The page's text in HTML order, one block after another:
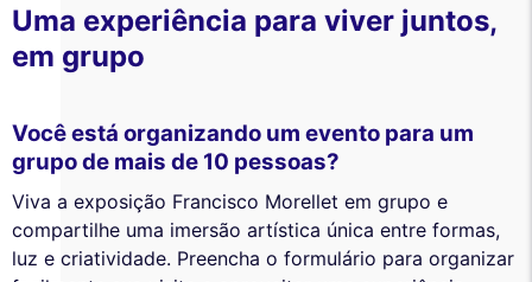
Uma experiência para viver juntos,
em grupo
Você está organizando um evento para um
grupo de mais de 10 pessoas?
Viva a exposição Francisco Morellet em grupo e
compartilhe uma imersão artística única entre formas,
luz e criatividade. Preencha o formulário para organizar